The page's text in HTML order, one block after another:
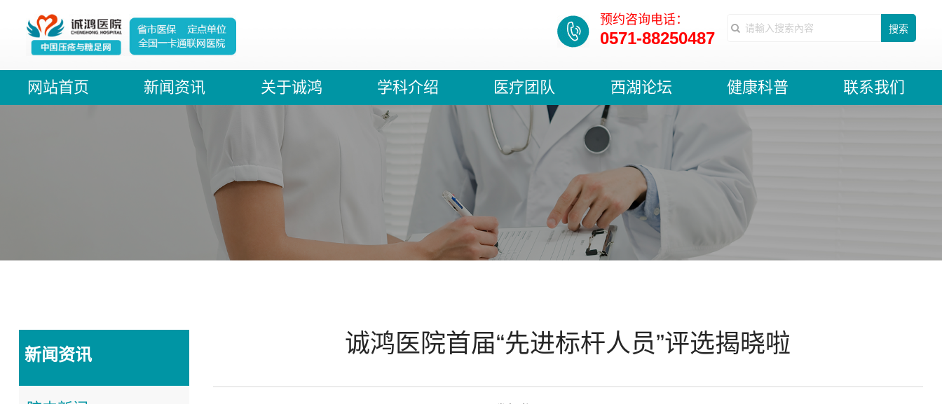
预约咨询电话：
0571-88250487 搜索
网站首页 新闻资讯 关于诚鸿 学科介绍 医疗团队 西湖论坛 健康科普 联系我们
新闻资讯 诚鸿医院首届“先进标杆人员”评选揭晓啦